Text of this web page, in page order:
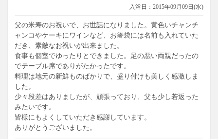
入浴日：2015年09月09日(水)
父の米寿のお祝いで、お世話になりました。黄色いチャンチ
ャンコやケーキにワインなど、お箸袋には名前も入れていた
だき、素敵なお祝いが出来ました。
食事も個室でゆったりとできました。足の悪い両親だったの
でテーブル席でありがたかったです。
料理は地元の新鮮ものばかりで、盛り付けも美しく感激しま
した。
少々段差はありましたが、頑張っており、父も少し若返った
みたいです。
皆様にもよくしていただき感謝しています。
ありがとうございました。